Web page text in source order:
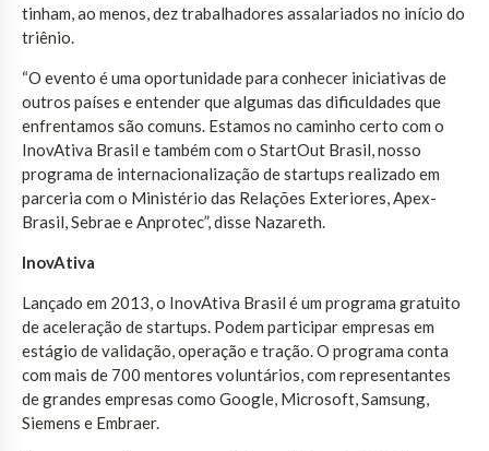
tinham, ao menos, dez trabalhadores assalariados no início do
triênio.
“O evento é uma oportunidade para conhecer iniciativas de
outros países e entender que algumas das dificuldades que
enfrentamos são comuns. Estamos no caminho certo com o
InovAtiva Brasil e também com o StartOut Brasil, nosso
programa de internacionalização de startups realizado em
parceria com o Ministério das Relações Exteriores, Apex-
Brasil, Sebrae e Anprotec”, disse Nazareth.
InovAtiva
Lançado em 2013, o InovAtiva Brasil é um programa gratuito
de aceleração de startups. Podem participar empresas em
estágio de validação, operação e tração. O programa conta
com mais de 700 mentores voluntários, com representantes
de grandes empresas como Google, Microsoft, Samsung,
Siemens e Embraer.